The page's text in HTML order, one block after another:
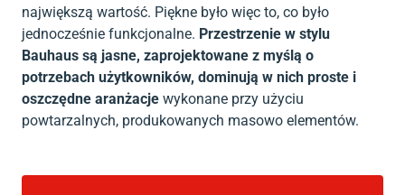
największą wartość. Piękne było więc to, co było
jednocześnie funkcjonalne. Przestrzenie w stylu
Bauhaus są jasne, zaprojektowane z myślą o
potrzebach użytkowników, dominują w nich proste i
oszczędne aranżacje wykonane przy użyciu
powtarzalnych, produkowanych masowo elementów.